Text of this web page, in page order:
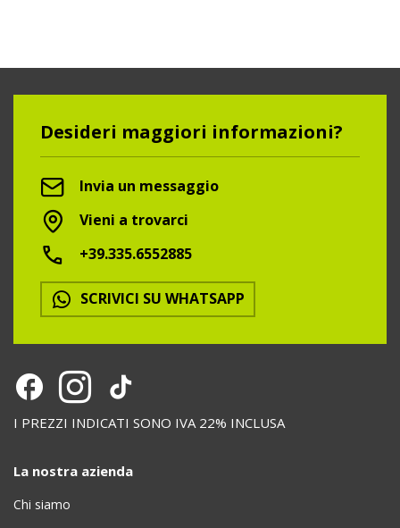
Desideri maggiori informazioni?
Invia un messaggio
Vieni a trovarci
+39.335.6552885
SCRIVICI SU WHATSAPP
I PREZZI INDICATI SONO IVA 22% INCLUSA
La nostra azienda
Chi siamo